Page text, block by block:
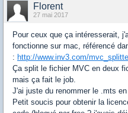
Florent
27 mai 2017
Pour ceux que ça intéresserait,
fonctionne sur mac, référencé
: http://www.inv3.com/
Ça split le fichier MVC en deux
mais ça fait le job.
J'ai juste du renommer le .mts
Petit soucis pour obtenir la